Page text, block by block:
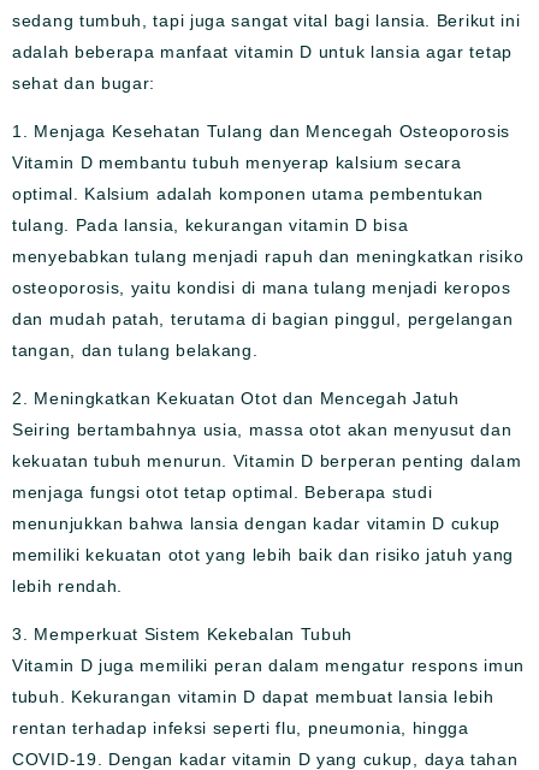
sedang tumbuh, tapi juga sangat vital bagi lansia. Berikut ini
adalah beberapa manfaat vitamin D untuk lansia agar tetap
sehat dan bugar:
1. Menjaga Kesehatan Tulang dan Mencegah Osteoporosis
Vitamin D membantu tubuh menyerap kalsium secara
optimal. Kalsium adalah komponen utama pembentukan
tulang. Pada lansia, kekurangan vitamin D bisa
menyebabkan tulang menjadi rapuh dan meningkatkan risiko
osteoporosis, yaitu kondisi di mana tulang menjadi keropos
dan mudah patah, terutama di bagian pinggul, pergelangan
tangan, dan tulang belakang.
2. Meningkatkan Kekuatan Otot dan Mencegah Jatuh
Seiring bertambahnya usia, massa otot akan menyusut dan
kekuatan tubuh menurun. Vitamin D berperan penting dalam
menjaga fungsi otot tetap optimal. Beberapa studi
menunjukkan bahwa lansia dengan kadar vitamin D cukup
memiliki kekuatan otot yang lebih baik dan risiko jatuh yang
lebih rendah.
3. Memperkuat Sistem Kekebalan Tubuh
Vitamin D juga memiliki peran dalam mengatur respons imun
tubuh. Kekurangan vitamin D dapat membuat lansia lebih
rentan terhadap infeksi seperti flu, pneumonia, hingga
COVID-19. Dengan kadar vitamin D yang cukup, daya tahan